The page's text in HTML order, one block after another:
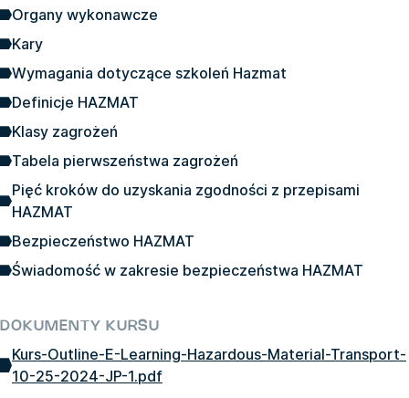
Organy wykonawcze
Kary
Wymagania dotyczące szkoleń Hazmat
Definicje HAZMAT
Klasy zagrożeń
Tabela pierwszeństwa zagrożeń
Pięć kroków do uzyskania zgodności z przepisami
HAZMAT
Bezpieczeństwo HAZMAT
Świadomość w zakresie bezpieczeństwa HAZMAT
DOKUMENTY KURSU
Kurs-Outline-E-Learning-Hazardous-Material-Transport-
10-25-2024-JP-1.pdf